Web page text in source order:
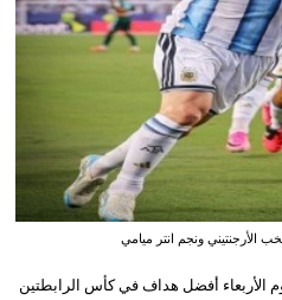
الأرجنتيني ونجم انتر ميامي
الأربعاء أفضل هداف في كأس الرابطتين